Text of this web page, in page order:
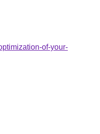
of-your-